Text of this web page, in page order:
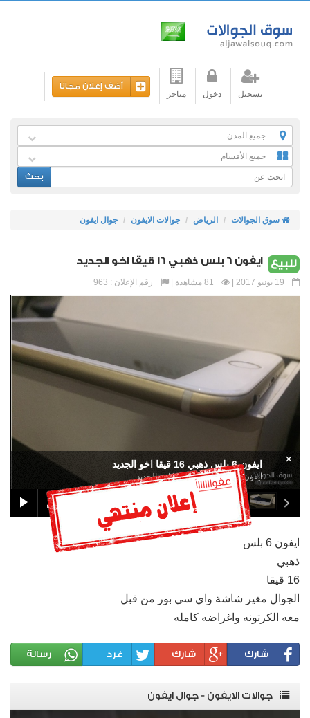
تسجيل دخول متاجر
أضف إعلان مجانا
جميع المدن
جميع الأقسام
بحث
سوق الجوالات الرياض جوالات الايفون جوال ايفون
للبيع ايفون 6 بلس ذهبي 16 قيقا اخو الجديد
رقم الإعلان : 963
ايفون 6 بلس ذهبي 16 قيقا اخو الجديد
ايفون 6 بلس ذهبي 16 قيقا اخو الجديد
×
ايفون 6 بلس
ذهبي
16 قيقا
الجوال مغير شاشة واي سي بور من قبل
معه الكرتونه واغراضه كامله
شارك شارك غرد رسالة
جوالات الايفون - جوال ايفون